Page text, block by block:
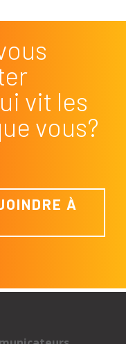
vit les
vous?
À